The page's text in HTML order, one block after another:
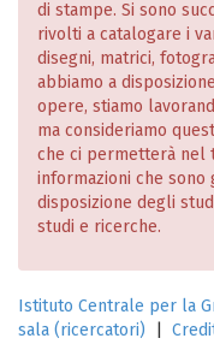
di stampe. Si sono
rivolti a catalogare i
disegni, matrici,
abbiamo a
opere, stiamo
ma consideriamo
che ci permetterà nel
informazioni che sono
disposizione degli
studi e ricerche.
Istituto Centrale per la
sala (ricercatori)